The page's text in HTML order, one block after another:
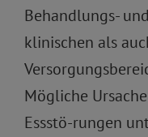
Behandlungs-
klinischen als
Mögliche
Essstö-rungen